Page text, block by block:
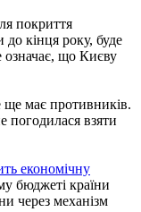
покриття
кінця року, буде
означає, що Києву
ще має противників.
погодилася взяти
економічну
бюджеті країни
через механізм